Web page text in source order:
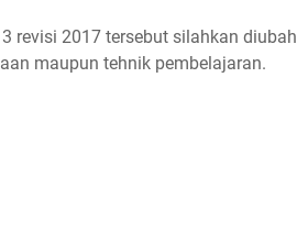
revisi 2017 tersebut silahkan diubah
maupun tehnik pembelajaran.